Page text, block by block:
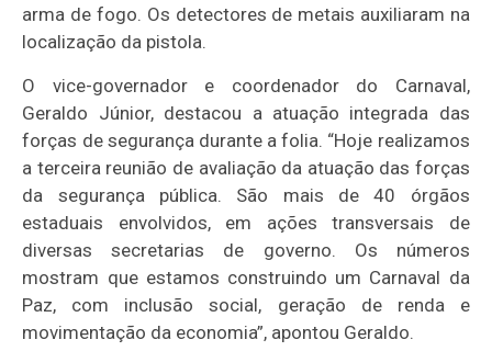
arma de fogo. Os detectores de metais auxiliaram na
localização da pistola.
O vice-governador e coordenador do Carnaval,
Geraldo Júnior, destacou a atuação integrada das
forças de segurança durante a folia. “Hoje realizamos
a terceira reunião de avaliação da atuação das forças
da segurança pública. São mais de 40 órgãos
estaduais envolvidos, em ações transversais de
diversas secretarias de governo. Os números
mostram que estamos construindo um Carnaval da
Paz, com inclusão social, geração de renda e
movimentação da economia”, apontou Geraldo.